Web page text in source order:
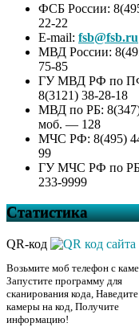
ФСБ России:
22-22
E-mail: fsb@fsb.ru
МВД России:
75-85
ГУ МВД РФ по
8(3121) 38-28-18
МВД по РБ:
моб. — 128
МЧС РФ: 8(495)
99
ГУ МЧС РФ по
233-9999
Статистика
QR-код
Возьмите моб телефон с
Запустите программу для
сканирования кода,
камеры на код, Получите
информацию!